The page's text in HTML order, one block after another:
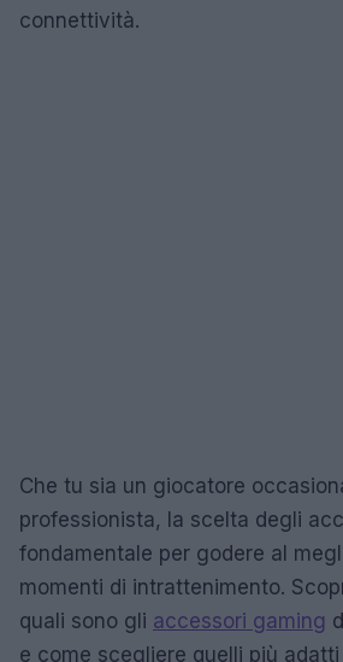
connettività.
Che tu sia un giocatore
professionista, la scelta degli
fondamentale per godere al
momenti di intrattenimento.
quali sono gli accessori gaming
e come scegliere quelli più